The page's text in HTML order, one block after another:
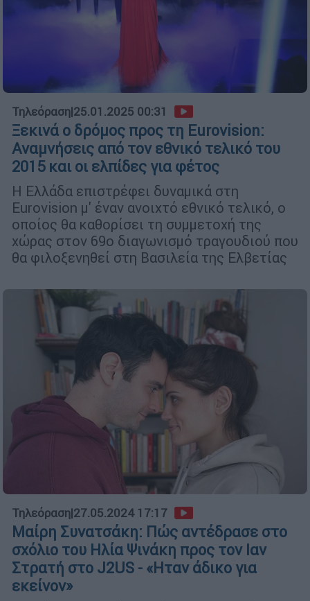
Τηλεόραση|25.01.2025 00:31
Ξεκινά ο δρόμος προς τη Eurovision:
Αναμνήσεις από τον εθνικό τελικό του
2015 και οι ελπίδες για φέτος
Η Ελλάδα επιστρέφει δυναμικά στη
Eurovision μ' έναν ανοιχτό εθνικό τελικό, ο
οποίος θα καθορίσει τη συμμετοχή της
χώρας στον 69ο διαγωνισμό τραγουδιού που
θα φιλοξενηθεί στη Βασιλεία της Ελβετίας
Τηλεόραση|27.05.2024 17:17
Μαίρη Συνατσάκη: Πώς αντέδρασε στο
σχόλιο του Ηλία Ψινάκη προς τον Ιαν
Στρατή στο J2US - «Ηταν άδικο για
εκείνον»